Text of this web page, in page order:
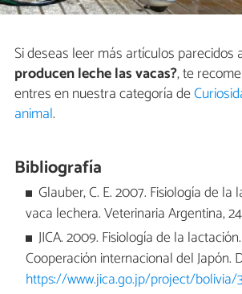
Si deseas leer más artículos parecidos
producen leche las vacas?, te
entres en nuestra categoría de
animal.
Bibliografía
Glauber, C. E. 2007. Fisiología de la
vaca lechera. Veterinaria Argentina,
JICA. 2009. Fisiología de la
Cooperación internacional del Japón.
https://www.jica.go.jp/project/